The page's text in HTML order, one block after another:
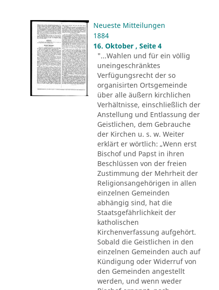
Neueste Mitteilungen
1884
16. Oktober , Seite 4
"...Wahlen und für ein völlig
uneingeschränktes
Verfügungsrecht der so
organisirten Ortsgemeinde
über alle äußern kirchlichen
Verhältnisse, einschließlich der
Anstellung und Entlassung der
Geistlichen, dem Gebrauche
der Kirchen u. s. w. Weiter
erklärt er wörtlich: „Wenn erst
Bischof und Papst in ihren
Beschlüssen von der freien
Zustimmung der Mehrheit der
Religionsangehörigen in allen
einzelnen Gemeinden
abhängig sind, hat die
Staatsgefährlichkeit der
katholischen
Kirchenverfassung aufgehört.
Sobald die Geistlichen in den
einzelnen Gemeinden auch auf
Kündigung oder Widerruf von
den Gemeinden angestellt
werden, und wenn weder